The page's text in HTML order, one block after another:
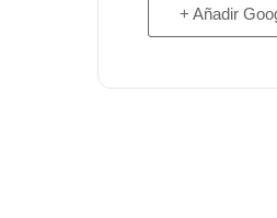
+ Añadir